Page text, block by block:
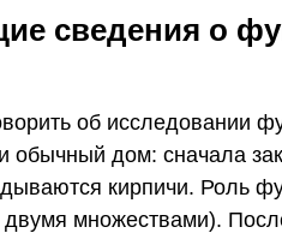
сведения о
об исследовании
обычный дом: сначала
кирпичи. Роль
двумя множествами).